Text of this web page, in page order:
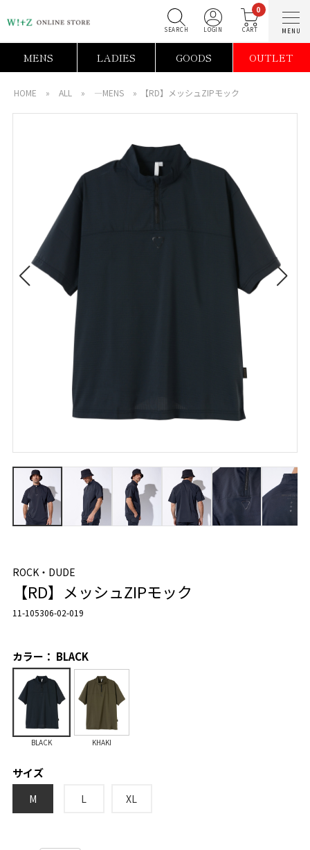
0
MENS LADIES GOODS OUTLET
HOME » ALL » ―MENS » 【RD】メッシュZIPモック
ROCK・DUDE
【RD】メッシュZIPモック
11-105306-02-019
カラー： BLACK
BLACK KHAKI
サイズ
M L XL